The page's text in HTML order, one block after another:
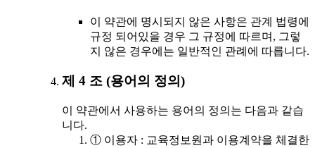
이 약관에 명시되지 않은 사항은 관계 법령에
규정 되어있을 경우 그 규정에 따르며, 그렇
지 않은 경우에는 일반적인 관례에 따릅니다.
제 4 조 (용어의 정의)
이 약관에서 사용하는 용어의 정의는 다음과 같습
니다.
① 이용자 : 교육정보원과 이용계약을 체결한